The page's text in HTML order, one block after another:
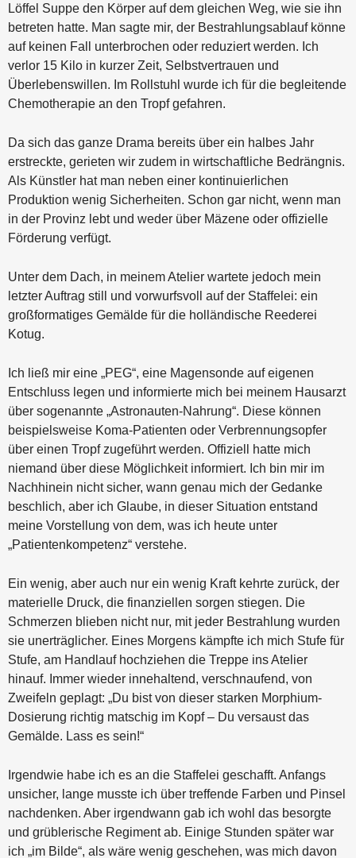
Löffel Suppe den Körper auf dem gleichen Weg, wie sie ihn
betreten hatte. Man sagte mir, der Bestrahlungsablauf könne
auf keinen Fall unterbrochen oder reduziert werden. Ich
verlor 15 Kilo in kurzer Zeit, Selbstvertrauen und
Überlebenswillen. Im Rollstuhl wurde ich für die begleitende
Chemotherapie an den Tropf gefahren.
Da sich das ganze Drama bereits über ein halbes Jahr
erstreckte, gerieten wir zudem in wirtschaftliche Bedrängnis.
Als Künstler hat man neben einer kontinuierlichen
Produktion wenig Sicherheiten. Schon gar nicht, wenn man
in der Provinz lebt und weder über Mäzene oder offizielle
Förderung verfügt.
Unter dem Dach, in meinem Atelier wartete jedoch mein
letzter Auftrag still und vorwurfsvoll auf der Staffelei: ein
großformatiges Gemälde für die holländische Reederei
Kotug.
Ich ließ mir eine „PEG“, eine Magensonde auf eigenen
Entschluss legen und informierte mich bei meinem Hausarzt
über sogenannte „Astronauten-Nahrung“. Diese können
beispielsweise Koma-Patienten oder Verbrennungsopfer
über einen Tropf zugeführt werden. Offiziell hatte mich
niemand über diese Möglichkeit informiert. Ich bin mir im
Nachhinein nicht sicher, wann genau mich der Gedanke
beschlich, aber ich Glaube, in dieser Situation entstand
meine Vorstellung von dem, was ich heute unter
„Patientenkompetenz“ verstehe.
Ein wenig, aber auch nur ein wenig Kraft kehrte zurück, der
materielle Druck, die finanziellen sorgen stiegen. Die
Schmerzen blieben nicht nur, mit jeder Bestrahlung wurden
sie unerträglicher. Eines Morgens kämpfte ich mich Stufe für
Stufe, am Handlauf hochziehen die Treppe ins Atelier
hinauf. Immer wieder innehaltend, verschnaufend, von
Zweifeln geplagt: „Du bist von dieser starken Morphium-
Dosierung richtig matschig im Kopf – Du versaust das
Gemälde. Lass es sein!“
Irgendwie habe ich es an die Staffelei geschafft. Anfangs
unsicher, lange musste ich über treffende Farben und Pinsel
nachdenken. Aber irgendwann gab ich wohl das besorgte
und grüblerische Regiment ab. Einige Stunden später war
ich „im Bilde“, als wäre wenig geschehen, was mich davon